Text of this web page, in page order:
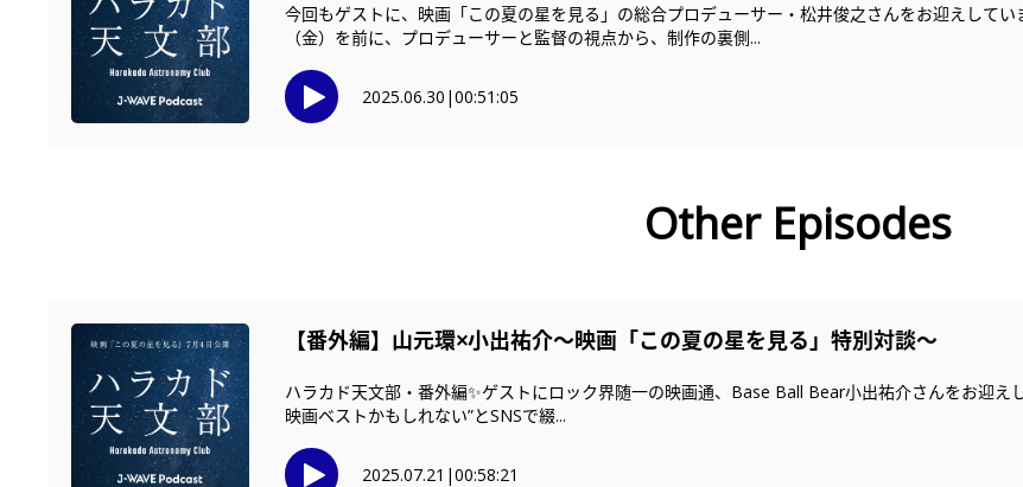
今回もゲストに、映画「この夏の星を見る」の総合プロデューサー・松井俊之さんをお迎えして
（金）を前に、プロデューサーと監督の視点から、制作の裏側...
2025.06.30 |00:51:05
Other Episodes
【番外編】山元環×小出祐介〜映画「この夏の星を見る」特別対談〜
ハラカド天文部・番外編✨ゲストにロック界随一の映画通、Base Ball Bear小出祐介さんをお迎
映画ベストかもしれない”とSNSで綴...
2025.07.21 |00:58:21